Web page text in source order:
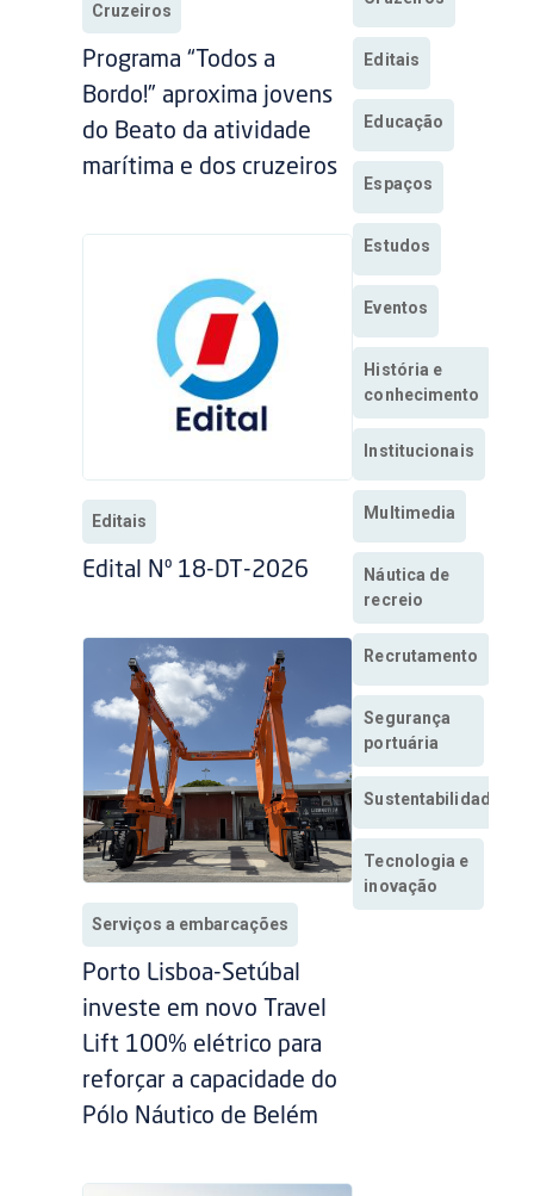
Cruzeiros
Programa “Todos a
Bordo!” aproxima jovens
do Beato da atividade
marítima e dos cruzeiros
Editais
Edital Nº 18-DT-2026
Serviços a embarcações
Porto Lisboa-Setúbal
investe em novo Travel
Lift 100% elétrico para
reforçar a capacidade do
Pólo Náutico de Belém
Editais
Educação
Espaços
Estudos
Eventos
História e
conhecimento
Institucionais
Multimedia
Náutica de
recreio
Recrutamento
Segurança
portuária
Sustentabilidade
Tecnologia e
inovação